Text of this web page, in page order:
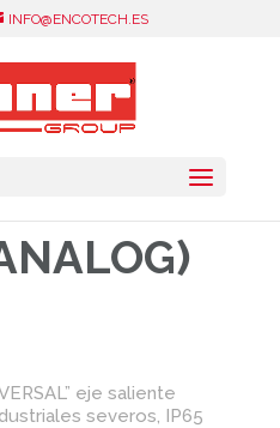
INFO@ENCOTECH.ES
eje saliente
severos, IP65